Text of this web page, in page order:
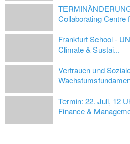
Collaborating Centre
Frankfurt School -
Climate & Sustai...
Vertrauen und
Termin: 22. Juli, 12
Finance &